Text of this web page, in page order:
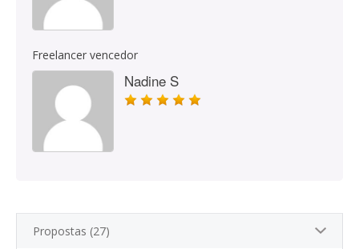
Freelancer vencedor
Nadine S
Propostas (27)